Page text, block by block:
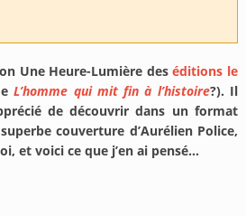
Une Heure-Lumière deséditions le
L’homme qui mit fin à l’histoire?). Il
de découvrir dans un format
couverture d’Aurélien Police,
et voici ce que j’en ai pensé…